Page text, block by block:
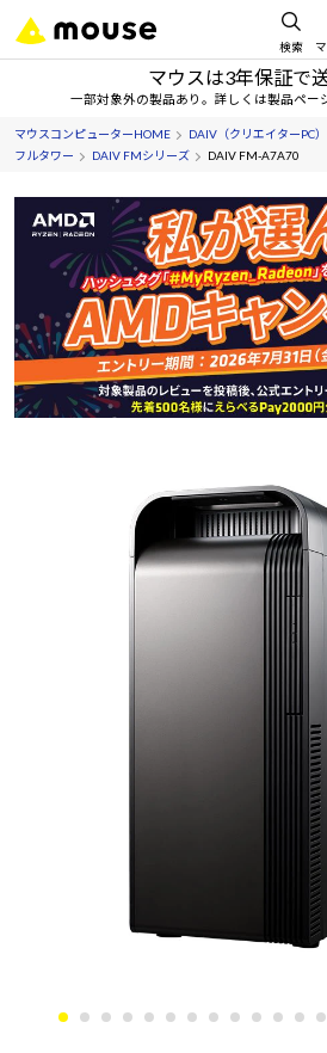
検索
マウスは3年保証で
一部対象外の製品あり。詳しくは製品ペー
マウスコンピューターHOME DAIV（クリエイターPC）
フルタワー
DAIV FMシリーズ DAIV FM-A7A70